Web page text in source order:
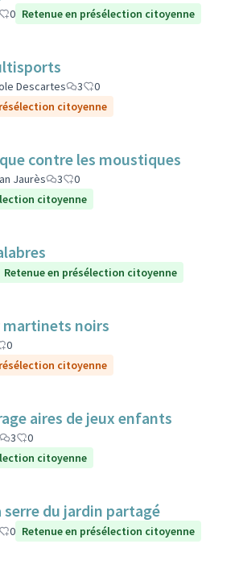
0 Retenue en présélection citoyenne
Descartes 3
0
citoyenne
contre les moustiques
Jaurès 3
0
citoyenne
Retenue en présélection citoyenne
martinets noirs
0
citoyenne
aires de jeux enfants
3
0
citoyenne
serre du jardin partagé
0 Retenue en présélection citoyenne